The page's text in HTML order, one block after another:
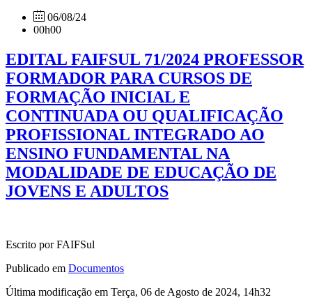
06/08/24
00h00
EDITAL FAIFSUL 71/2024 PROFESSOR
FORMADOR PARA CURSOS DE
FORMAÇÃO INICIAL E
CONTINUADA OU QUALIFICAÇÃO
PROFISSIONAL INTEGRADO AO
ENSINO FUNDAMENTAL NA
MODALIDADE DE EDUCAÇÃO DE
JOVENS E ADULTOS
Escrito por FAIFSul
Publicado em Documentos
Última modificação em Terça, 06 de Agosto de 2024, 14h32